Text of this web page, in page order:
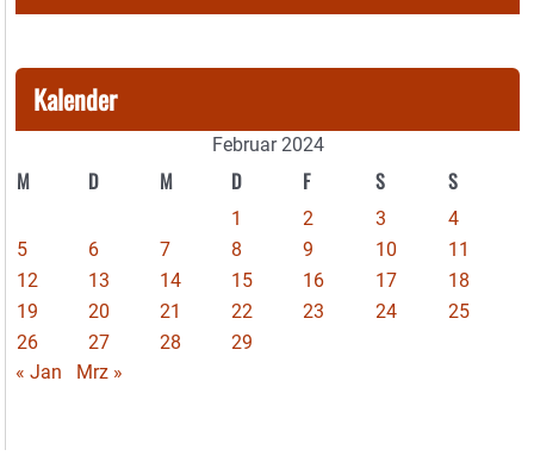
Kalender
Februar 2024
M D M D F S S
1 2 3
4
5
6 7 8 9 10
11
12
13 14 15 16 17
18
19
20 21 22 23 24
25
26
27 28
29
« Jan
Mrz »